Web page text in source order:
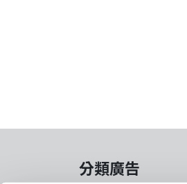
分類廣告